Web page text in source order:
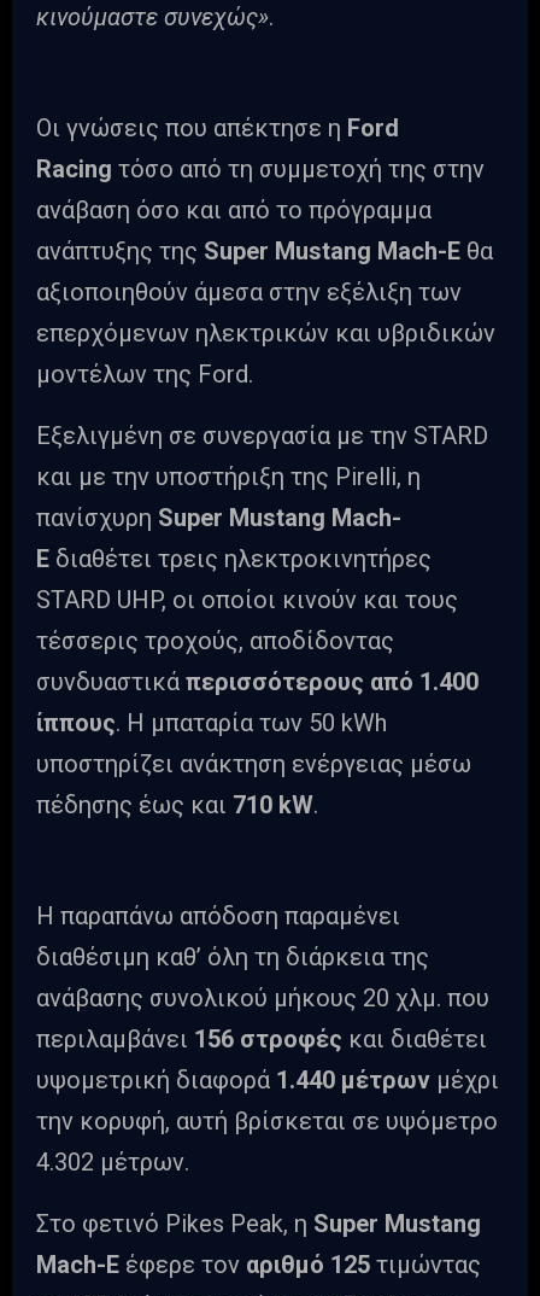
κινούμαστε συνεχώς».
Οι γνώσεις που απέκτησε η Ford
Racing τόσο από τη συμμετοχή της στην
ανάβαση όσο και από το πρόγραμμα
ανάπτυξης της Super Mustang Mach-E θα
αξιοποιηθούν άμεσα στην εξέλιξη των
επερχόμενων ηλεκτρικών και υβριδικών
μοντέλων της Ford.
Εξελιγμένη σε συνεργασία με την STARD
και με την υποστήριξη της Pirelli, η
πανίσχυρη Super Mustang Mach-
E διαθέτει τρεις ηλεκτροκινητήρες
STARD UHP, οι οποίοι κινούν και τους
τέσσερις τροχούς, αποδίδοντας
συνδυαστικά περισσότερους από 1.400
ίππους. Η μπαταρία των 50 kWh
υποστηρίζει ανάκτηση ενέργειας μέσω
πέδησης έως και 710 kW.
Η παραπάνω απόδοση παραμένει
διαθέσιμη καθ’ όλη τη διάρκεια της
ανάβασης συνολικού μήκους 20 χλμ. που
περιλαμβάνει 156 στροφές και διαθέτει
υψομετρική διαφορά 1.440 μέτρων μέχρι
την κορυφή, αυτή βρίσκεται σε υψόμετρο
4.302 μέτρων.
Στο φετινό Pikes Peak, η Super Mustang
Mach-E έφερε τον αριθμό 125 τιμώντας